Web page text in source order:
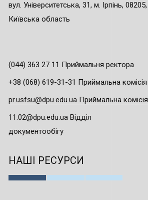
вул. Університетська, 31, м. Ірпінь, 08205,
Київська область
(044) 363 27 11 Приймальня ректора
+38 (068) 619-31-31 Приймальна комісія
pr.usfsu@dpu.edu.ua Приймальна комісія
11.02@dpu.edu.ua Відділ
документообігу
НАШІ РЕСУРСИ